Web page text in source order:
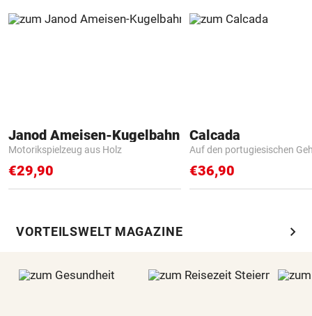
Janod Ameisen-Kugelbahn
Motorikspielzeug aus Holz
€29,90
Calcada
Auf den portugiesischen
€36,90
VORTEILSWELT MAGAZINE chevron_right